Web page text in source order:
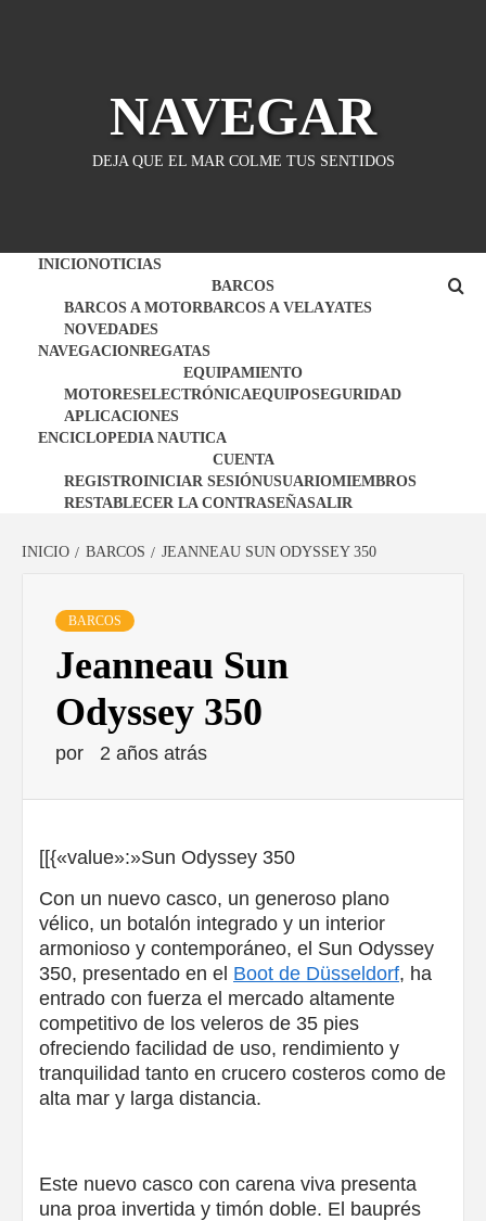
NAVEGAR
DEJA QUE EL MAR COLME TUS SENTIDOS
INICIONOTICIAS
BARCOS
BARCOS A MOTORBARCOS A VELAYATES
NOVEDADES
NAVEGACIONREGATAS
EQUIPAMIENTO
MOTORESELECTRÓNICAEQUIPOSEGURIDAD
APLICACIONES
ENCICLOPEDIA NAUTICA
CUENTA
REGISTROINICIAR SESIÓNUSUARIOMIEMBROS
RESTABLECER LA CONTRASEÑASALIR
INICIO BARCOS JEANNEAU SUN ODYSSEY 350
BARCOS
Jeanneau Sun
Odyssey 350
por 2 años atrás
[[{«value»:»Sun Odyssey 350
Con un nuevo casco, un generoso plano
vélico, un botalón integrado y un interior
armonioso y contemporáneo, el Sun Odyssey
350, presentado en el Boot de Düsseldorf, ha
entrado con fuerza el mercado altamente
competitivo de los veleros de 35 pies
ofreciendo facilidad de uso, rendimiento y
tranquilidad tanto en crucero costeros como de
alta mar y larga distancia.
Este nuevo casco con carena viva presenta
una proa invertida y timón doble. El bauprés